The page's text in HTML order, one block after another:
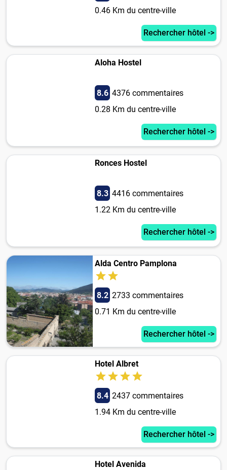
0.46 Km du centre-ville
Rechercher hôtel ->
Aloha Hostel
8.6 4376 commentaires
0.28 Km du centre-ville
Rechercher hôtel ->
Ronces Hostel
8.3 4416 commentaires
1.22 Km du centre-ville
Rechercher hôtel ->
Alda Centro Pamplona
8.2 2733 commentaires
0.71 Km du centre-ville
Rechercher hôtel ->
Hotel Albret
8.4 2437 commentaires
1.94 Km du centre-ville
Rechercher hôtel ->
Hotel Avenida